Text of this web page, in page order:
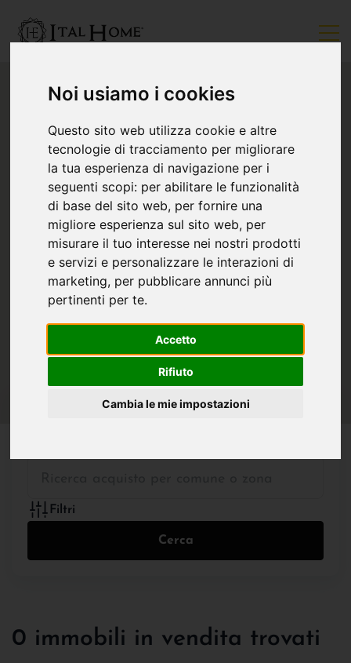
Noi usiamo i cookies
Questo sito web utilizza cookie e altre
tecnologie di tracciamento per migliorare
la tua esperienza di navigazione per i
seguenti scopi: per abilitare le funzionalità
di base del sito web, per fornire una
migliore esperienza sul sito web, per
misurare il tuo interesse nei nostri prodotti
e servizi e personalizzare le interazioni di
marketing, per pubblicare annunci più
pertinenti per te.
Accetto
Rifiuto
Cambia le mie impostazioni
Filtri
Cerca
0 immobili in vendita trovati